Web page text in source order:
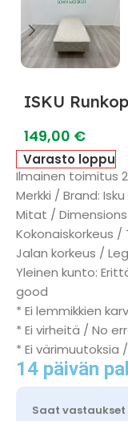
ISKU
149,00 €
Varasto loppu
Ilmainen toimitus
Merkki / Brand: Isku
Mitat /
Kokonaiskorkeus
Jalan korkeus /
Yleinen kunto:
good
* Ei lemmikkien
* Ei virheitä / No
* Ei värimuutoksia
14 päivän
Saat